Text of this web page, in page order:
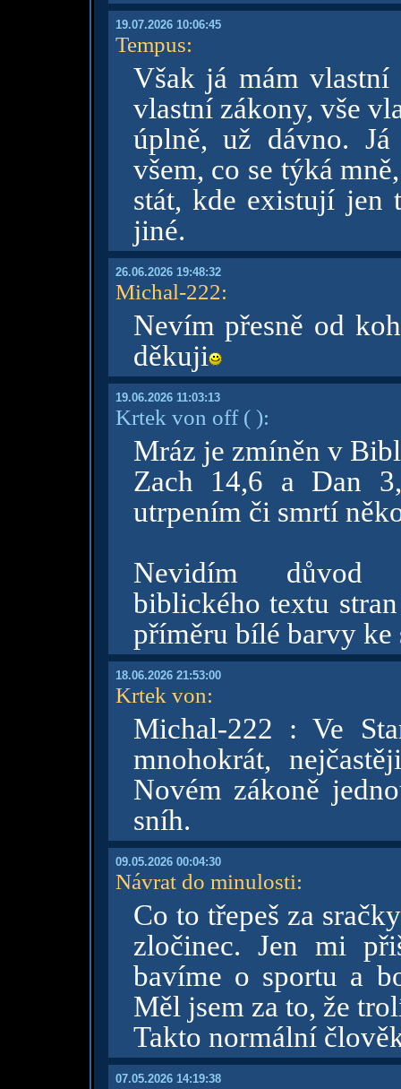
19.07.2026 10:06:45
Tempus:
Však já mám
vlastní zákony, vše
úplně, už dávno.
všem, co se týká
stát, kde existují jen
jiné.
26.06.2026 19:48:32
Michal-222:
Nevím přesně od
děkuji
19.06.2026 11:03:13
Krtek von off( ):
Mráz je zmíněn v
Zach 14,6 a Dan
utrpením či smrtí
Nevidím důvod
biblického textu
příměru bílé barvy ke
18.06.2026 21:53:00
Krtek von:
Michal-222 : Ve
mnohokrát,
Novém zákoně
sníh.
09.05.2026 00:04:30
Návrat do minulosti:
Co to třepeš za
zločinec. Jen mi
bavíme o sportu a
Měl jsem za to, že
Takto normální
07.05.2026 14:19:38